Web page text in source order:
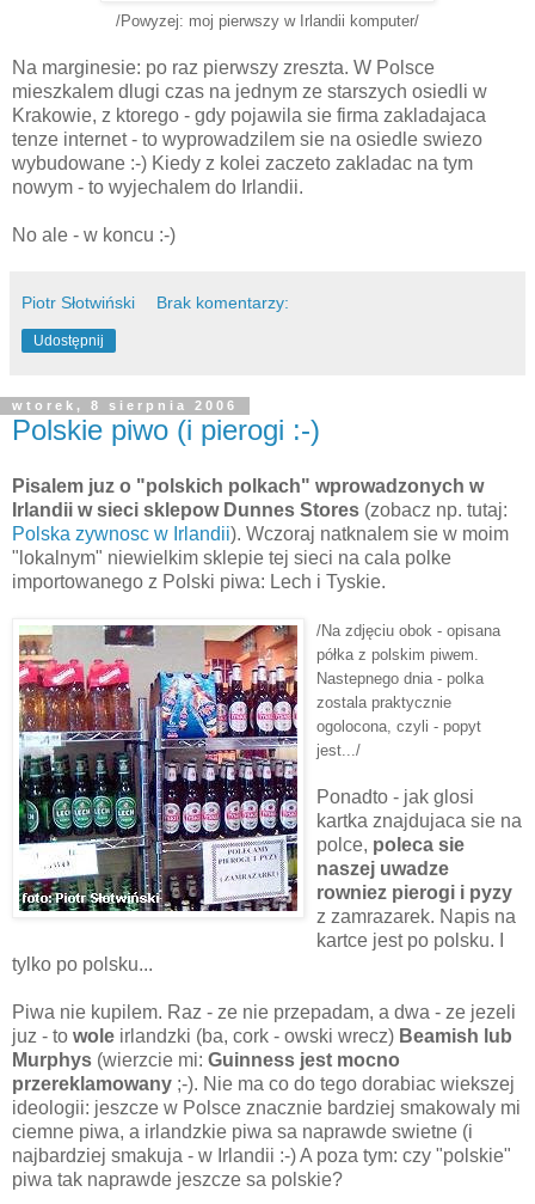
/Powyzej: moj pierwszy w Irlandii komputer/
Na marginesie: po raz pierwszy zreszta. W Polsce
mieszkalem dlugi czas na jednym ze starszych osiedli w
Krakowie, z ktorego - gdy pojawila sie firma zakladajaca
tenze internet - to wyprowadzilem sie na osiedle swiezo
wybudowane :-) Kiedy z kolei zaczeto zakladac na tym
nowym - to wyjechalem do Irlandii.
No ale - w koncu :-)
Piotr Słotwiński Brak komentarzy:
Udostępnij
wtorek, 8 sierpnia 2006
Polskie piwo (i pierogi :-)
Pisalem juz o "polskich polkach" wprowadzonych w
Irlandii w sieci sklepow Dunnes Stores (zobacz np. tutaj:
Polska zywnosc w Irlandii). Wczoraj natknalem sie w moim
"lokalnym" niewielkim sklepie tej sieci na cala polke
importowanego z Polski piwa: Lech i Tyskie.
/Na zdjęciu obok - opisana
półka z polskim piwem.
Nastepnego dnia - polka
zostala praktycznie
ogolocona, czyli - popyt
jest.../
Ponadto - jak glosi
kartka znajdujaca sie na
polce, poleca sie
naszej uwadze
rowniez pierogi i pyzy
z zamrazarek. Napis na
kartce jest po polsku. I
tylko po polsku...
Piwa nie kupilem. Raz - ze nie przepadam, a dwa - ze jezeli
juz - to wole irlandzki (ba, cork - owski wrecz) Beamish lub
Murphys (wierzcie mi: Guinness jest mocno
przereklamowany ;-). Nie ma co do tego dorabiac wiekszej
ideologii: jeszcze w Polsce znacznie bardziej smakowaly mi
ciemne piwa, a irlandzkie piwa sa naprawde swietne (i
najbardziej smakuja - w Irlandii :-) A poza tym: czy "polskie"
piwa tak naprawde jeszcze sa polskie?